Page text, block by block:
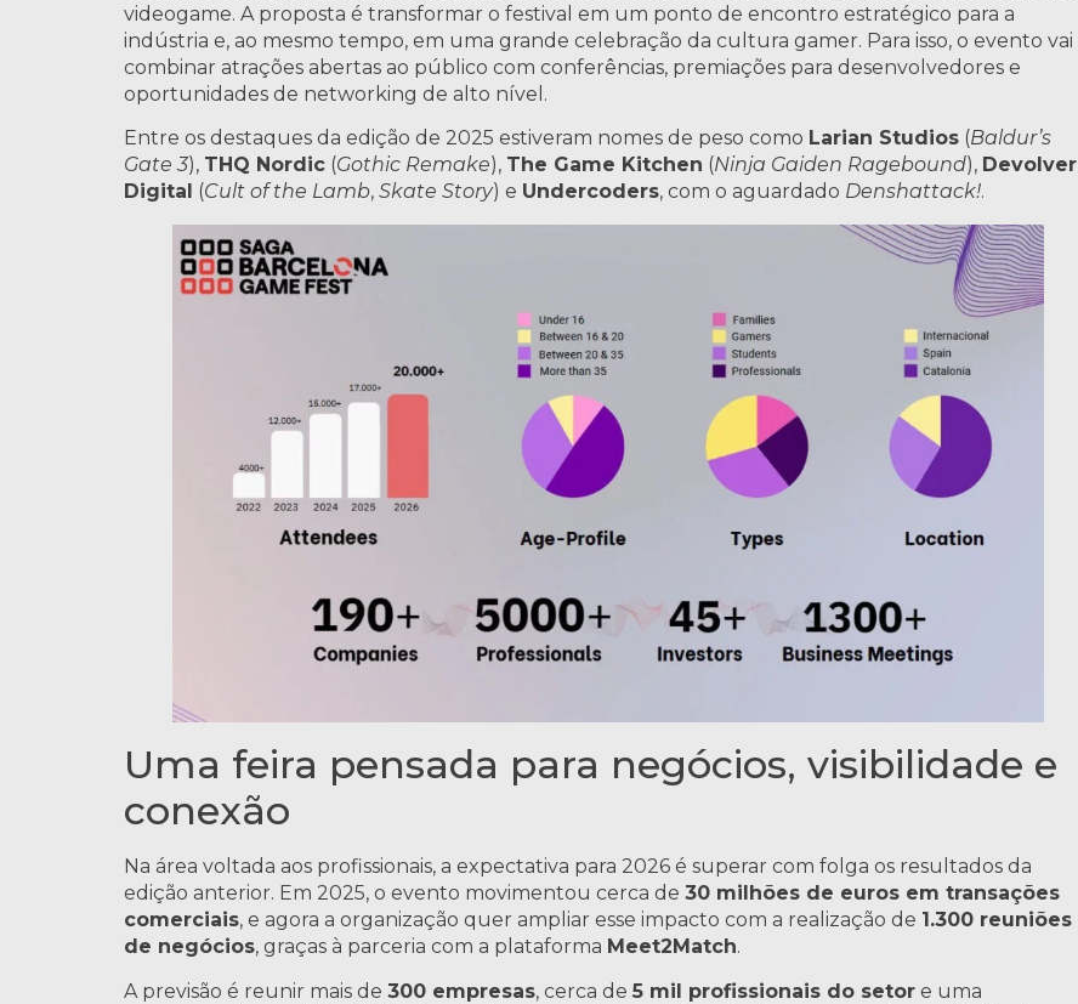
videogame. A proposta é transformar o festival em um ponto de encontro estratégico para a
indústria e, ao mesmo tempo, em uma grande celebração da cultura gamer. Para isso, o evento vai
combinar atrações abertas ao público com conferências, premiações para desenvolvedores e
oportunidades de networking de alto nível.
Entre os destaques da edição de 2025 estiveram nomes de peso como Larian Studios (Baldur’s
Gate 3), THQ Nordic (Gothic Remake), The Game Kitchen (Ninja Gaiden Ragebound), Devolver
Digital (Cult of the Lamb, Skate Story) e Undercoders, com o aguardado Denshattack!.
Uma feira pensada para negócios, visibilidade e
conexão
Na área voltada aos profissionais, a expectativa para 2026 é superar com folga os resultados da
edição anterior. Em 2025, o evento movimentou cerca de 30 milhões de euros em transações
comerciais, e agora a organização quer ampliar esse impacto com a realização de 1.300 reuniões
de negócios, graças à parceria com a plataforma Meet2Match.
A previsão é reunir mais de 300 empresas, cerca de 5 mil profissionais do setor e uma